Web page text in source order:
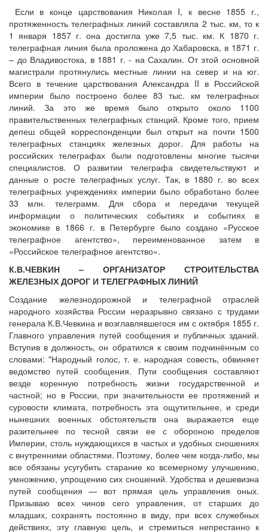
Если в конце царствования Николая I, к весне 1855 г.,
протяженность телеграфных линий составляла 2 тыс. км, то к
1 января 1857 г. она достигла уже 7,5 тыс. км. К 1870 г.
телеграфная линия была проложена до Хабаровска, в 1871 г.
– до Владивостока, в 1881 г. - на Сахалин. От этой основной
магистрали протянулись местные линии на север и на юг.
Всего в течение царствования Александра II в Российской
империи было построено более 83 тыс. км телеграфных
линий. За это же время было открыто около 1100
правительственных телеграфных станций. Кроме того, прием
депеш общей корреспонденции был открыт на почти 1500
телеграфных станциях железных дорог. Для работы на
российских телеграфах были подготовлены многие тысячи
специалистов. О развитии телеграфа свидетельствуют и
данные о росте телеграфных услуг. Так, в 1880 г. во всех
телеграфных учреждениях империи было обработано более
33 млн. телеграмм. Для сбора и передачи текущей
информации о политических событиях и событиях в
экономике в 1866 г. в Петербурге было создано «Русское
телеграфное агентство», переименованное затем в
«Российское телеграфное агентство».
К.В.ЧЕВКИН – ОРГАНИЗАТОР СТРОИТЕЛЬСТВА
ЖЕЛЕЗНЫХ ДОРОГ И ТЕЛЕГРАФНЫХ ЛИНИЙ
Создание железнодорожной и телеграфной отраслей
народного хозяйства России неразрывно связано с трудами
генерала К.В.Чевкина и возглавлявшегося им с октября 1855 г.
Главного управления путей сообщения и публичных зданий.
Вступив в должность, он обратился к своим подчинённым со
словами: "Народный голос, т. е. народная совесть, обвиняет
ведомство путей сообщения. Пути сообщения составляют
везде коренную потребность жизни государственной и
частной; но в России, при значительности ее протяжений и
суровости климата, потребность эта ощутительнее, и среди
нынешних военных обстоятельств она выражается еще
разительнее по тесной связи ее с обороною пределов
Империи, столь нуждающихся в частых и удобных сношениях
с внутренними областями. Поэтому, более чем когда-либо, мы
все обязаны усугубить старание ко всемерному улучшению,
умножению, упрощению сих сношений. Удобства и дешевизна
путей сообщения — вот прямая цель управления оных.
Призываю всех чинов сего управления, от старших до
младших, сохранять постоянно в виду, при всех служебных
действиях, эту главную цель, и стремиться непрестанно к